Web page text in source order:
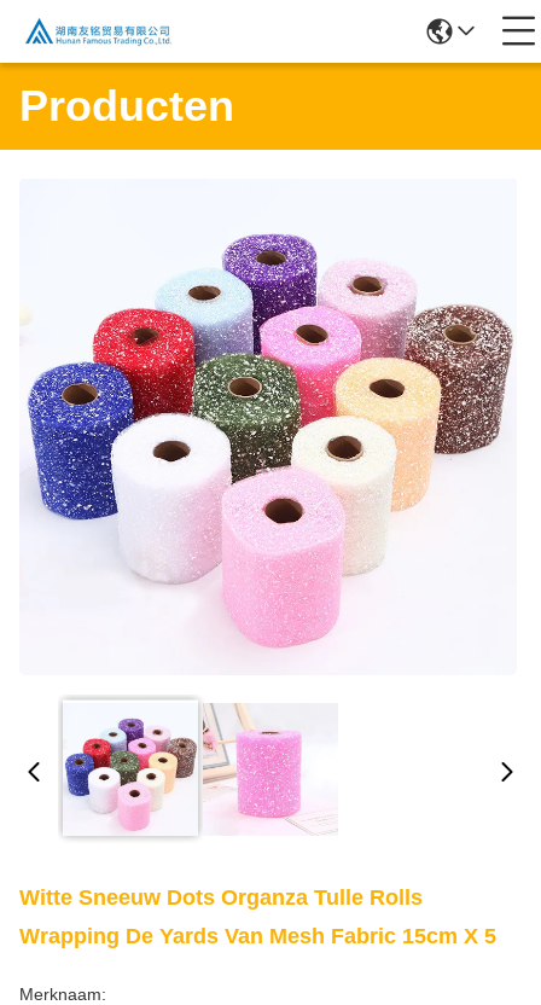
Producten
Witte Sneeuw Dots Organza Tulle Rolls
Wrapping De Yards Van Mesh Fabric 15cm X 5
Merknaam: